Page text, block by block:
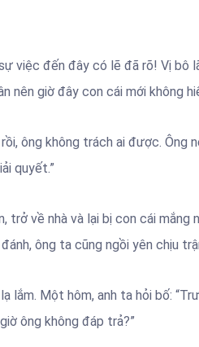
việc đến đây có lẽ đã rõ! Vị bô
nên giờ đây con cái mới không
ông không trách ai được. Ông
quyết.”
trở về nhà và lại bị con cái mắng
ông ta cũng ngồi yên chịu
lắm. Một hôm, anh ta hỏi bố:
ông không đáp trả?”